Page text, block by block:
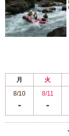
月 火
8/10
8/11